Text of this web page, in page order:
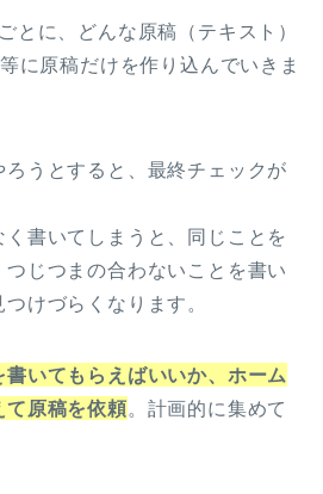
とに、どんな原稿（テキスト）
に原稿だけを作り込んでいきま
うとすると、最終チェックが
書いてしまうと、同じことを
じつまの合わないことを書い
けづらくなります。
いてもらえばいいか、ホーム
原稿を依頼。計画的に集めて